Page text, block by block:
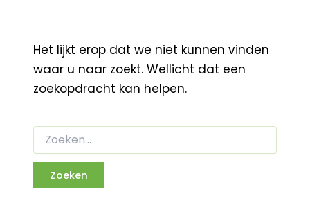
Het lijkt erop dat we niet kunnen vinden
waar u naar zoekt. Wellicht dat een
zoekopdracht kan helpen.